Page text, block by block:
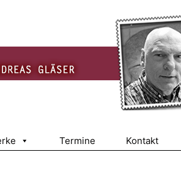
Termine Kontakt